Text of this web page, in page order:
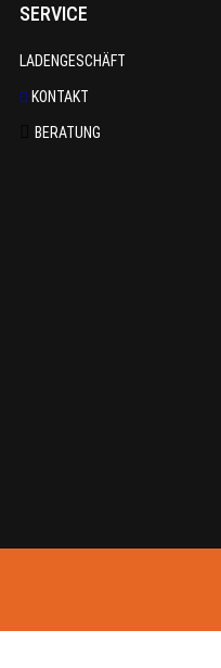
SERVICE
LADENGESCHÄFT
KONTAKT
BERATUNG